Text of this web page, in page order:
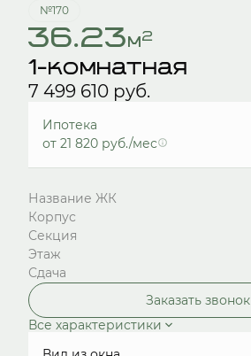
№170
36.23м2
1-комнатная
7 499 610 руб.
Ипотека
от 21 820 руб./мес
Название ЖК
Корпус
Секция
Этаж
Сдача
Заказать звонок
Все характеристики